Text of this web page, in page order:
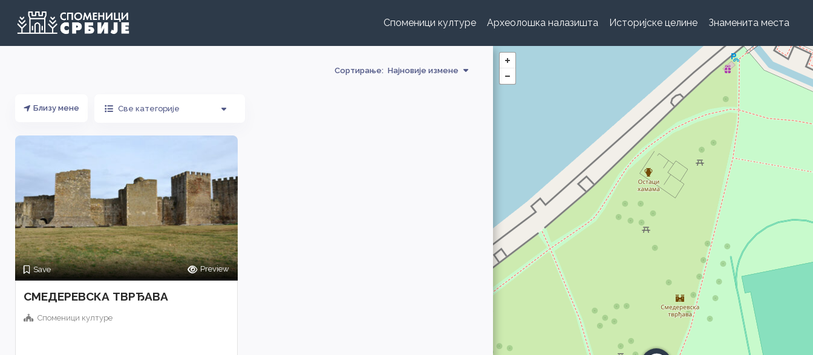
Споменици културе Археолошка налазишта Историјске целине Знаменита места
Сортирање: Најновије измене
Близу мене Све категорије
Save Preview
СМЕДЕРЕВСКА ТВРЂАВА
Споменици културе